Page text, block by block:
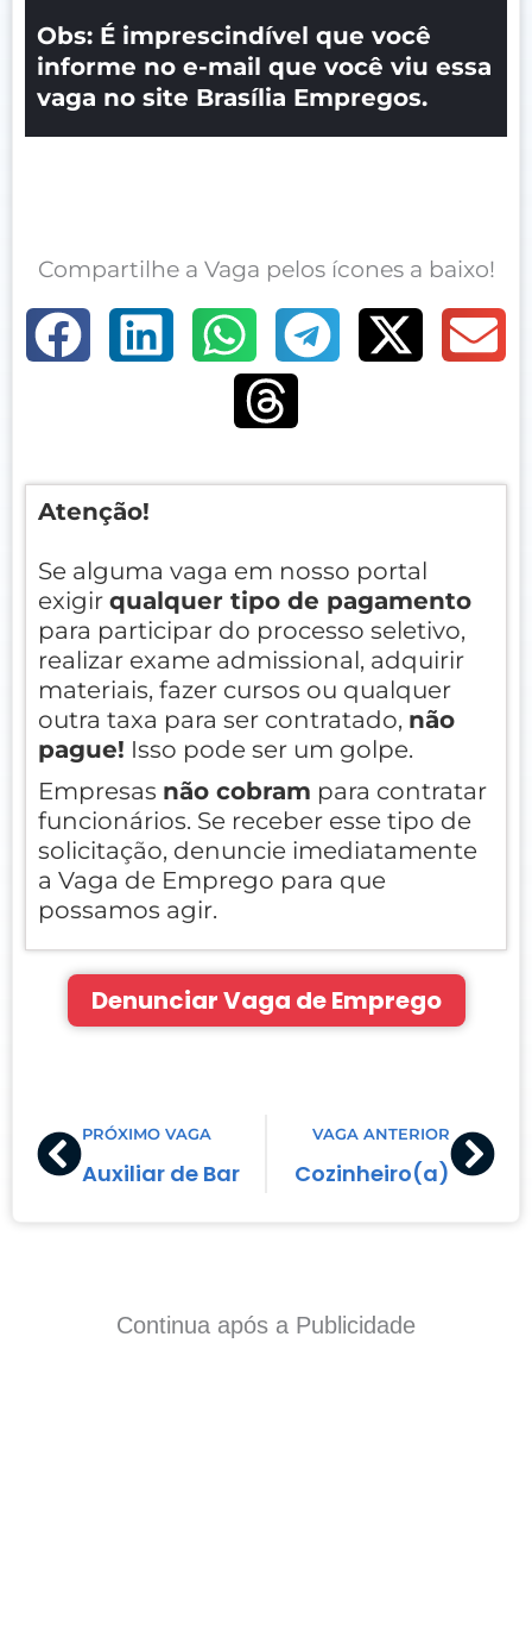
Obs: É imprescindível que você
informe no e-mail que você viu essa
vaga no site Brasília Empregos.
Compartilhe a Vaga pelos ícones a baixo!
Atenção!
Se alguma vaga em nosso portal
exigir qualquer tipo de pagamento
para participar do processo seletivo,
realizar exame admissional, adquirir
materiais, fazer cursos ou qualquer
outra taxa para ser contratado, não
pague! Isso pode ser um golpe.
Empresas não cobram para contratar
funcionários. Se receber esse tipo de
solicitação, denuncie imediatamente
a Vaga de Emprego para que
possamos agir.
Denunciar Vaga de Emprego
Prev
PRÓXIMO VAGA
Auxiliar de Bar
VAGA ANTERIOR
Cozinheiro(a)
Continua após a Publicidade